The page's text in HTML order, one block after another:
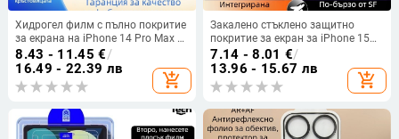
Хидрогел филм с пълно покритие
за екрана на iPhone 14 Pro Max –
матово покритие, защита от синя
светлина, антиотпечатъци,
прахоустойчив
8.43 - 11.45 €/
16.49 - 22.39 лв
add_shopping_cart
Закалено стъклено защитно
покритие за екран за iPhone 15
Pro Max и iPhone 12/13/14/11/XR
с извит ръб, пълен екран, HD, анти
отпечатъци, против изпускане
7.14 - 8.01 €/
13.96 - 15.67 лв
add_shopping_cart